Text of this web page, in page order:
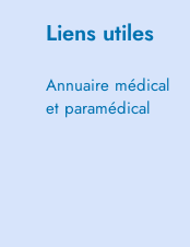
Liens utiles
Annuaire médical
et paramédical